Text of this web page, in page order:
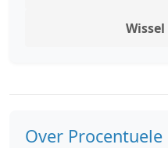
Over